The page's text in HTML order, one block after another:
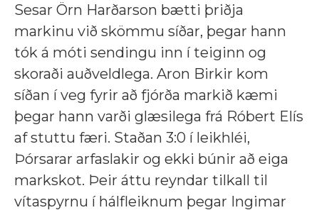
Sesar Örn Harðarson bætti þriðja
markinu við skömmu síðar, þegar hann
tók á móti sendingu inn í teiginn og
skoraði auðveldlega. Aron Birkir kom
síðan í veg fyrir að fjórða markið kæmi
þegar hann varði glæsilega frá Róbert Elís
af stuttu færi. Staðan 3:0 í leikhléi,
Þórsarar arfaslakir og ekki búnir að eiga
markskot. Þeir áttu reyndar tilkall til
vítaspyrnu í hálfleiknum þegar Ingimar